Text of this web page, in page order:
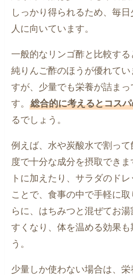
しっかり得られるため、毎
人に向いています。
一般的なリンゴ酢と比較す
純りんご酢のほうが優れて
すが、少量でも栄養が詰ま
す。総合的に考えるとコス
るでしょう。
例えば、水や炭酸水で割っ
度で十分な成分を摂取でき
トに加えたり、サラダのド
ことで、食事の中で手軽に
らに、はちみつと混ぜてお
すくなり、体を温める効果も
う。
少量しか使わない場合は、